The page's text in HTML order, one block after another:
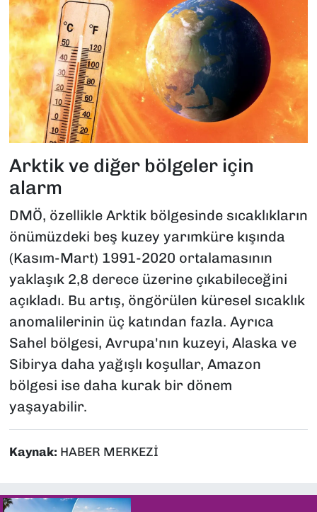
Arktik ve diğer bölgeler için
alarm
DMÖ, özellikle Arktik bölgesinde sıcaklıkların
önümüzdeki beş kuzey yarımküre kışında
(Kasım-Mart) 1991-2020 ortalamasının
yaklaşık 2,8 derece üzerine çıkabileceğini
açıkladı. Bu artış, öngörülen küresel sıcaklık
anomalilerinin üç katından fazla. Ayrıca
Sahel bölgesi, Avrupa'nın kuzeyi, Alaska ve
Sibirya daha yağışlı koşullar, Amazon
bölgesi ise daha kurak bir dönem
yaşayabilir.
Kaynak: HABER MERKEZİ